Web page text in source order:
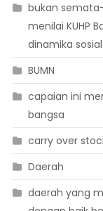
bukan
menilai KUHP
dinamika sosial
BUMN
capaian ini
bangsa
carry over
Daerah
daerah yang